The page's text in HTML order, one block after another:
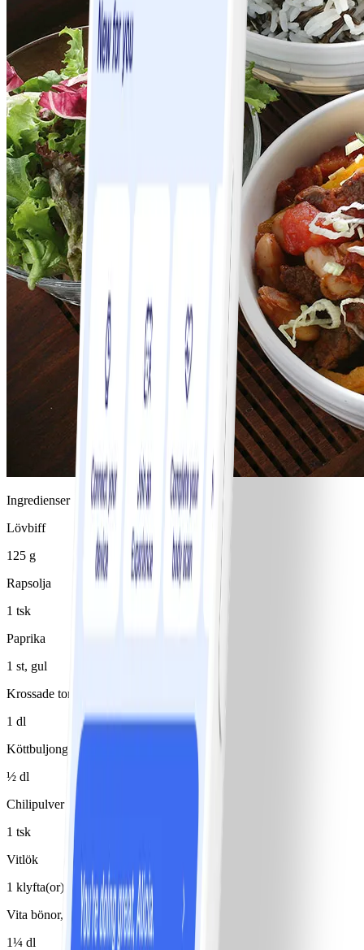
Ingredienser
Lövbiff
125 g
Rapsolja
1 tsk
Paprika
1 st, gul
Krossade tomater
1 dl
Köttbuljong
½ dl
Chilipulver
1 tsk
Vitlök
1 klyfta(or)
Vita bönor, konserv
1¼ dl